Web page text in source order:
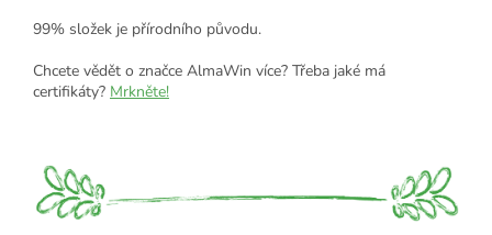
99% složek je přírodního původu.
Chcete vědět o značce AlmaWin více? Třeba jaké má
certifikáty? Mrkněte!